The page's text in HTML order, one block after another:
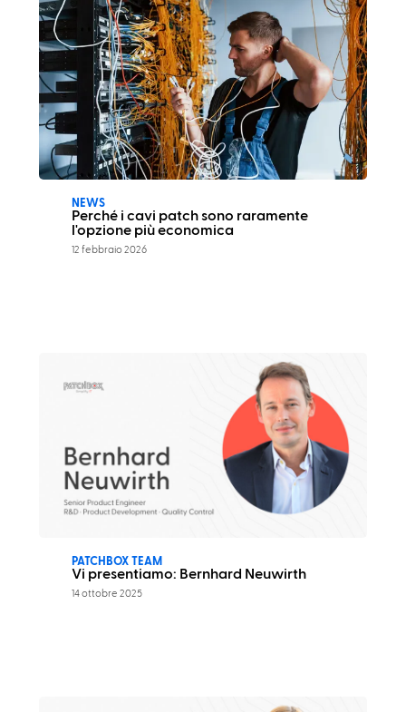
NEWS
Perché i cavi patch sono raramente
l'opzione più economica
12 febbraio 2026
PATCHBOX TEAM
Vi presentiamo: Bernhard Neuwirth
14 ottobre 2025